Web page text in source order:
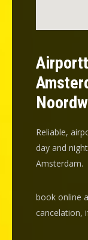
Reliable,
day and
Amsterdam.
book online
cancelation,